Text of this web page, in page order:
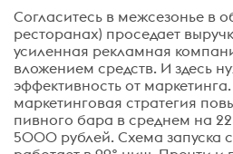
Согласитесь в межсезонье в
ресторанах) проседает
усиленная рекламная
вложением средств. И здесь
эффективность от
маркетинговая стратегия
пивного бара в среднем на
5000 рублей. Схема запуска